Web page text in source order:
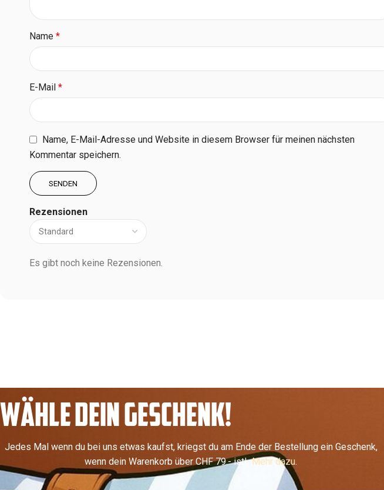
Rezensionen
Es gibt noch keine Rezensionen.
Name *
E-Mail *
Name, E-Mail-Adresse und Website in diesem Browser für meinen nächsten
Kommentar speichern.
WÄHLE DEIN GESCHENK!
Jedes Mal wenn du bei uns etwas kaufst, kriegst du am Ende der Bestellung ein Geschenk,
wenn dein Warenkorb über CHF 79.- ist!Mehr dazu.